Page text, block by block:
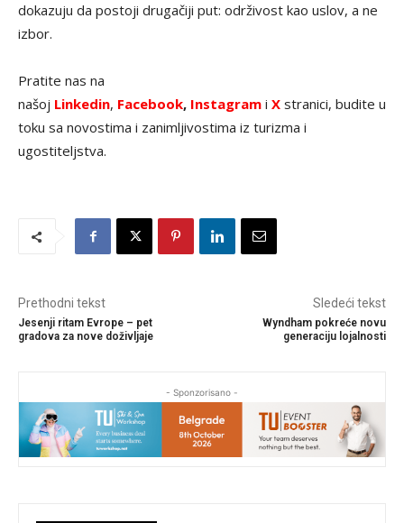
dokazuju da postoji drugačiji put: održivost kao uslov, a ne
izbor.
Pratite nas na
našoj Linkedin, Facebook, Instagram i X stranici, budite u
toku sa novostima i zanimljivostima iz turizma i
ugostiteljstva.
Prethodni tekst
Jesenji ritam Evrope – pet
gradova za nove doživljaje
Sledeći tekst
Wyndham pokreće novu
generaciju lojalnosti
- Sponzorisano -